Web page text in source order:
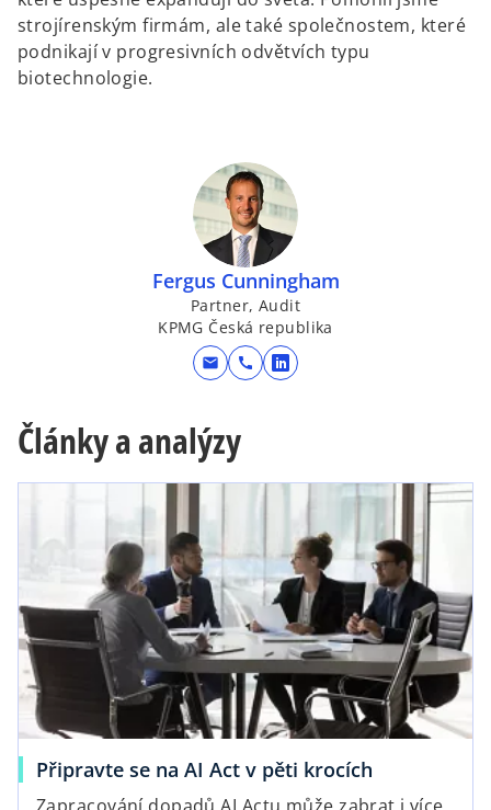
strojírenským firmám, ale také společnostem, které
podnikají v progresivních odvětvích typu
biotechnologie.
Fergus Cunningham
Partner, Audit
KPMG Česká republika
mail call
o
s
a
n
e
w
t
a
b
Články a analýzy
Připravte se na AI Act v pěti krocích